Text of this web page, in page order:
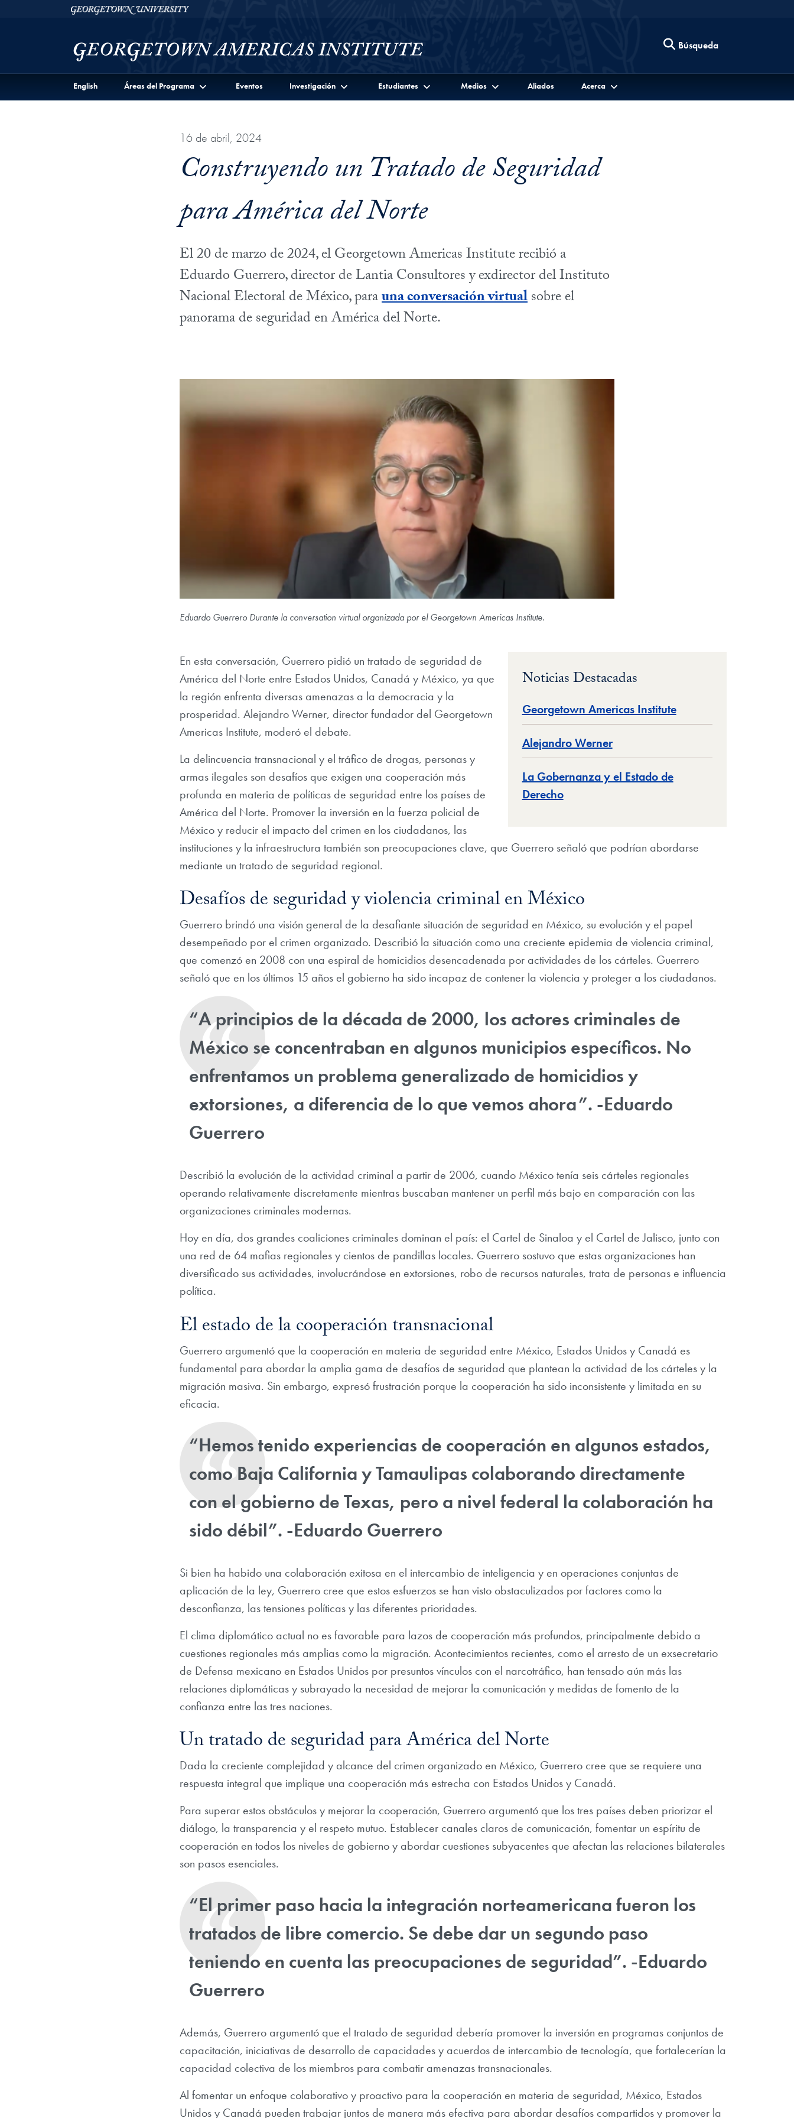
Skip to Georgetown Americas Institute Full Site Menu
Skip to main contentGeorgetown University
Búsqueda
English Áreas del Programa Eventos Investigación Estudiantes Medios Aliados Acerca
16 de abril, 2024
Construyendo un Tratado de Seguridad
para América del Norte
El 20 de marzo de 2024, el Georgetown Americas Institute recibió a
Eduardo Guerrero, director de Lantia Consultores y exdirector del Instituto
Nacional Electoral de México, parauna conversación virtualsobre el
panorama de seguridad en América del Norte.
Eduardo Guerrero Durante la conversation virtual organizada por el Georgetown Americas Institute.
Noticias Destacadas
Georgetown Americas Institute
Alejandro Werner
La Gobernanza y el Estado de
Derecho
En esta conversación, Guerrero pidió un tratado de seguridad de
América del Norte entre Estados Unidos, Canadá y México, ya que
la región enfrenta diversas amenazas a la democracia y la
prosperidad. Alejandro Werner, director fundador del Georgetown
Americas Institute, moderó el debate.
La delincuencia transnacional y el tráfico de drogas, personas y
armas ilegales son desafíos que exigen una cooperación más
profunda en materia de políticas de seguridad entre los países de
América del Norte. Promover la inversión en la fuerza policial de
México y reducir el impacto del crimen en los ciudadanos, las
instituciones y la infraestructura también son preocupaciones clave, que Guerrero señaló que podrían abordarse
mediante un tratado de seguridad regional.
Desafíos de seguridad y violencia criminal en México
Guerrero brindó una visión general de la desafiante situación de seguridad en México, su evolución y el papel
desempeñado por el crimen organizado. Describió la situación como una creciente epidemia de violencia criminal,
que comenzó en 2008 con una espiral de homicidios desencadenada por actividades de los cárteles. Guerrero
señaló que en los últimos 15 años el gobierno ha sido incapaz de contener la violencia y proteger a los ciudadanos.
“A principios de la década de 2000, los actores criminales de
México se concentraban en algunos municipios específicos. No
enfrentamos un problema generalizado de homicidios y
extorsiones, a diferencia de lo que vemos ahora”. -Eduardo
Guerrero
Describió la evolución de la actividad criminal a partir de 2006, cuando México tenía seis cárteles regionales
operando relativamente discretamente mientras buscaban mantener un perfil más bajo en comparación con las
organizaciones criminales modernas.
Hoy en día, dos grandes coaliciones criminales dominan el país: el Cartel de Sinaloa y el Cartel de Jalisco, junto con
una red de 64 mafias regionales y cientos de pandillas locales. Guerrero sostuvo que estas organizaciones han
diversificado sus actividades, involucrándose en extorsiones, robo de recursos naturales, trata de personas e influencia
política.
El estado de la cooperación transnacional
Guerrero argumentó que la cooperación en materia de seguridad entre México, Estados Unidos y Canadá es
fundamental para abordar la amplia gama de desafíos de seguridad que plantean la actividad de los cárteles y la
migración masiva. Sin embargo, expresó frustración porque la cooperación ha sido inconsistente y limitada en su
eficacia.
“Hemos tenido experiencias de cooperación en algunos estados,
como Baja California y Tamaulipas colaborando directamente
con el gobierno de Texas, pero a nivel federal la colaboración ha
sido débil”. -Eduardo Guerrero
Si bien ha habido una colaboración exitosa en el intercambio de inteligencia y en operaciones conjuntas de
aplicación de la ley, Guerrero cree que estos esfuerzos se han visto obstaculizados por factores como la
desconfianza, las tensiones políticas y las diferentes prioridades.
El clima diplomático actual no es favorable para lazos de cooperación más profundos, principalmente debido a
cuestiones regionales más amplias como la migración. Acontecimientos recientes, como el arresto de un exsecretario
de Defensa mexicano en Estados Unidos por presuntos vínculos con el narcotráfico, han tensado aún más las
relaciones diplomáticas y subrayado la necesidad de mejorar la comunicación y medidas de fomento de la
confianza entre las tres naciones.
Un tratado de seguridad para América del Norte
Dada la creciente complejidad y alcance del crimen organizado en México, Guerrero cree que se requiere una
respuesta integral que implique una cooperación más estrecha con Estados Unidos y Canadá.
Para superar estos obstáculos y mejorar la cooperación, Guerrero argumentó que los tres países deben priorizar el
diálogo, la transparencia y el respeto mutuo. Establecer canales claros de comunicación, fomentar un espíritu de
cooperación en todos los niveles de gobierno y abordar cuestiones subyacentes que afectan las relaciones bilaterales
son pasos esenciales.
“El primer paso hacia la integración norteamericana fueron los
tratados de libre comercio. Se debe dar un segundo paso
teniendo en cuenta las preocupaciones de seguridad”. -Eduardo
Guerrero
Además, Guerrero argumentó que el tratado de seguridad debería promover la inversión en programas conjuntos de
capacitación, iniciativas de desarrollo de capacidades y acuerdos de intercambio de tecnología, que fortalecerían la
capacidad colectiva de los miembros para combatir amenazas transnacionales.
Al fomentar un enfoque colaborativo y proactivo para la cooperación en materia de seguridad, México, Estados
Unidos y Canadá pueden trabajar juntos de manera más efectiva para abordar desafíos compartidos y promover la